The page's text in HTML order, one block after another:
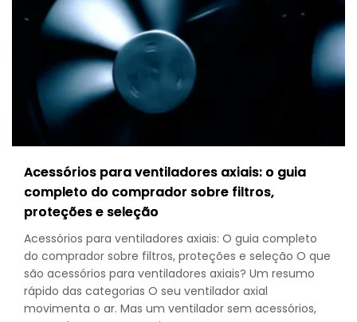
Acessórios para ventiladores axiais: o guia
completo do comprador sobre filtros,
proteções e seleção
Acessórios para ventiladores axiais: O guia completo
do comprador sobre filtros, proteções e seleção O que
são acessórios para ventiladores axiais? Um resumo
rápido das categorias O seu ventilador axial
movimenta o ar. Mas um ventilador sem acessórios,